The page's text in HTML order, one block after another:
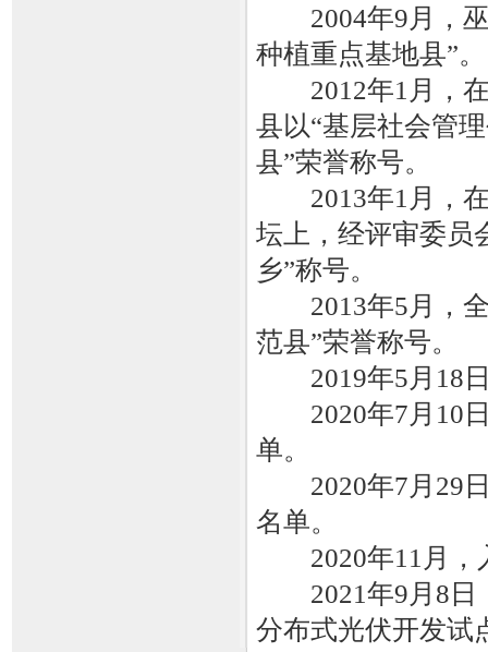
2004年9月，巫
种植重点基地县”。
2012年1月，在
县以“基层社会管
县”荣誉称号。
2013年1月，在
坛上，经评审委员
乡”称号。
2013年5月，全
范县”荣誉称号。
2019年5月18日
2020年7月10日
单。
2020年7月29日
名单。
2020年11月，
2021年9月8日
分布式光伏开发试